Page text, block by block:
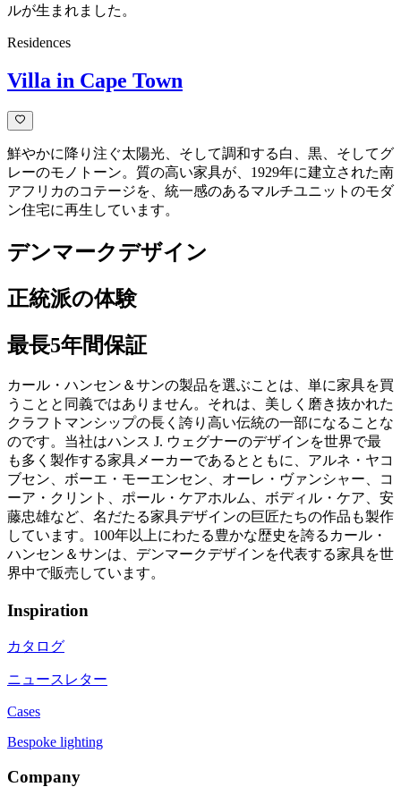
ルが生まれました。
Residences
Villa in Cape Town
鮮やかに降り注ぐ太陽光、そして調和する白、黒、そしてグ
レーのモノトーン。質の高い家具が、1929年に建立された南
アフリカのコテージを、統一感のあるマルチユニットのモダ
ン住宅に再生しています。
デンマークデザイン
正統派の体験
最長5年間保証
カール・ハンセン＆サンの製品を選ぶことは、単に家具を買
うことと同義ではありません。それは、美しく磨き抜かれた
クラフトマンシップの長く誇り高い伝統の一部になることな
のです。当社はハンス J. ウェグナーのデザインを世界で最
も多く製作する家具メーカーであるとともに、アルネ・ヤコ
ブセン、ボーエ・モーエンセン、オーレ・ヴァンシャー、コ
ーア・クリント、ポール・ケアホルム、ボディル・ケア、安
藤忠雄など、名だたる家具デザインの巨匠たちの作品も製作
しています。100年以上にわたる豊かな歴史を誇るカール・
ハンセン＆サンは、デンマークデザインを代表する家具を世
界中で販売しています。
Inspiration
カタログ
ニュースレター
Cases
Bespoke lighting
Company